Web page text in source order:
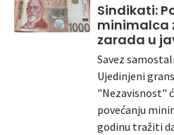
Sindikati:
minimalca
zarada u
Savez
Ujedinjeni
"Nezavisnost"
povećanju
godinu tražiti